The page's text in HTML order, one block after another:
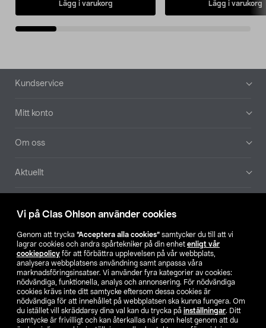
Vi på Clas Ohlson använder cookies
Genom att trycka ”Acceptera alla cookies” samtycker du till att vi
lagrar cookies och andra spårtekniker på din enhet enligt vår
cookiepolicy för att förbättra upplevelsen på vår webbplats,
analysera webbplatsens användning samt anpassa våra
marknadsföringsinsatser. Vi använder fyra kategorier av cookies:
nödvändiga, funktionella, analys och annonsering. För nödvändiga
cookies krävs inte ditt samtycke eftersom dessa cookies är
nödvändiga för att innehållet på webbplatsen ska kunna fungera. Om
du istället vill skräddarsy dina val kan du trycka på inställningar. Ditt
samtycke är frivilligt och kan återkallas när som helst genom att du
Lägg i varukorg Lägg i varukorg
Sidfot
Kundservice
Mitt konto
Om oss
Aktuellt
Hitta butik
SE NO FI